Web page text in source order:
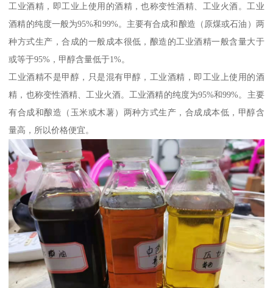
工业酒精，即工业上使用的酒精，也称变性酒精、工业火酒。工业
酒精的纯度一般为95%和99%。主要有合成和酿造（原煤或石油）两
种方式生产，合成的一般成本很低，酿造的工业酒精一般含量大于
或等于95%，甲醇含量低于1%。
工业酒精不是甲醇，只是混有甲醇，工业酒精，即工业上使用的酒
精，也称变性酒精、工业火酒。工业酒精的纯度为95%和99%。主要
有合成和酿造（玉米或木薯）两种方式生产，合成成本低，甲醇含
量高，所以价格便宜。